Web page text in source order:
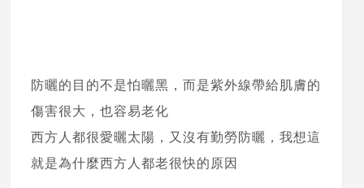
防曬的目的不是怕曬黑，而是紫外線帶給肌膚的
傷害很大，也容易老化
西方人都很愛曬太陽，又沒有勤勞防曬，我想這
就是為什麼西方人都老很快的原因